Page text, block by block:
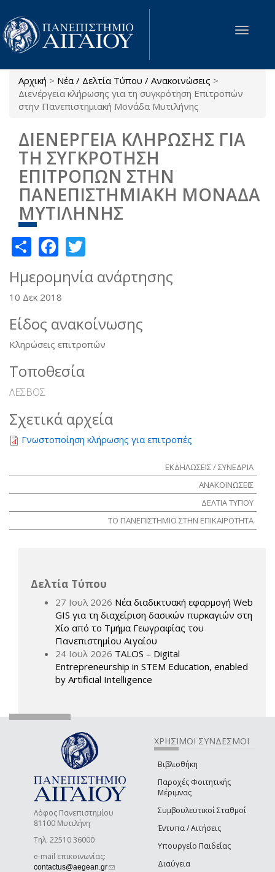
Παράκαμψη προς το κυρίως περιεχόμενο
Toggle
Είστε εδώ
Αρχική > Νέα / Δελτία Τύπου / Ανακοινώσεις >
Διενέργεια κλήρωσης για τη συγκρότηση Επιτροπών
στην Πανεπιστημιακή Μονάδα Μυτιλήνης
ΔΙΕΝΕΡΓΕΙΑ ΚΛΗΡΩΣΗΣ ΓΙΑ
ΤΗ ΣΥΓΚΡΟΤΗΣΗ
ΕΠΙΤΡΟΠΩΝ ΣΤΗΝ
ΠΑΝΕΠΙΣΤΗΜΙΑΚΗ ΜΟΝΑΔΑ
ΜΥΤΙΛΗΝΗΣ
ShareFacebook
Ημερομηνία ανάρτησης
10 Δεκ 2018
Είδος ανακοίνωσης
Κληρώσεις επιτροπών
Τοποθεσία
ΛΕΣΒΟΣ
Σχετικά αρχεία
Γνωστοποίηση κλήρωσης για επιτροπές
ΕΚΔΗΛΩΣΕΙΣ / ΣΥΝΕΔΡΙΑ
ΑΝΑΚΟΙΝΩΣΕΙΣ
ΔΕΛΤΙΑ ΤΥΠΟΥ
ΤΟ ΠΑΝΕΠΙΣΤΗΜΙΟ ΣΤΗΝ ΕΠΙΚΑΙΡΟΤΗΤΑ
Δελτία Τύπου
27 Ιουλ 2026 Νέα διαδικτυακή εφαρμογή Web
GIS για τη διαχείριση δασικών πυρκαγιών στη
Χίο από το Τμήμα Γεωγραφίας του
Πανεπιστημίου Αιγαίου
24 Ιουλ 2026 TALOS – Digital
Entrepreneurship in STEM Education, enabled
by Artificial Intelligence
Λόφος Πανεπιστημίου
81100 Μυτιλήνη
Τηλ. 22510 36000
e-mail επικοινωνίας:
contactus@aegean.gr(link sends e-mail)
ΧΡΗΣΙΜΟΙ ΣΥΝΔΕΣΜΟΙ
Βιβλιοθήκη
Παροχές Φοιτητικής
Μέριμνας
Συμβουλευτικοί Σταθμοί
Έντυπα / Αιτήσεις
Υπουργείο Παιδείας
Διαύγεια